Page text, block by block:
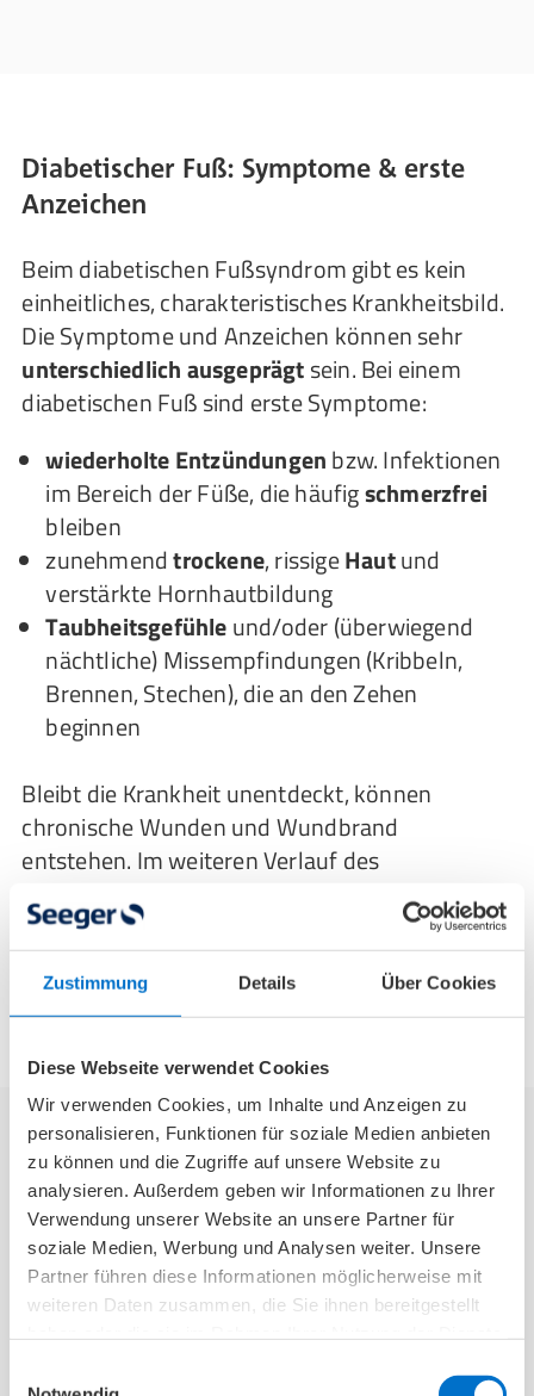
Zustimmung Details Über Cookies
Diese Webseite verwendet Cookies
Wir verwenden Cookies, um Inhalte und Anzeigen zu
personalisieren, Funktionen für soziale Medien anbieten
zu können und die Zugriffe auf unsere Website zu
analysieren. Außerdem geben wir Informationen zu Ihrer
Verwendung unserer Website an unsere Partner für
soziale Medien, Werbung und Analysen weiter. Unsere
Partner führen diese Informationen möglicherweise mit
weiteren Daten zusammen, die Sie ihnen bereitgestellt
Diabetischer Fuß: Symptome & erste
Anzeichen
Beim diabetischen Fußsyndrom gibt es kein
einheitliches, charakteristisches Krankheitsbild.
Die Symptome und Anzeichen können sehr
unterschiedlich ausgeprägtsein. Bei einem
diabetischen Fuß sind erste Symptome:
wiederholte Entzündungenbzw. Infektionen
im Bereich der Füße, die häufigschmerzfrei
bleiben
zunehmendtrockene, rissigeHautund
verstärkte Hornhautbildung
Taubheitsgefühleund/oder (überwiegend
nächtliche) Missempfindungen (Kribbeln,
Brennen, Stechen), die an den Zehen
beginnen
Bleibt die Krankheit unentdeckt, können
chronische Wunden und Wundbrand
entstehen. Im weiteren Verlauf des
diabetischen Fußsyndroms oder auch
“Zuckerfußes” sind Symptome zudem in den
Gelenken, dem Bandapparat und den Knochen
zu finden.
Diabetischer Fuß: Stadien nach Wagner-
Armstrong-Klassifikation
Mediziner*innen verwenden zur Beurteilung
des diabetischen Fußsyndroms dieWagner-
Armstrong-Klassifikation, die das
Krankheitsbild in